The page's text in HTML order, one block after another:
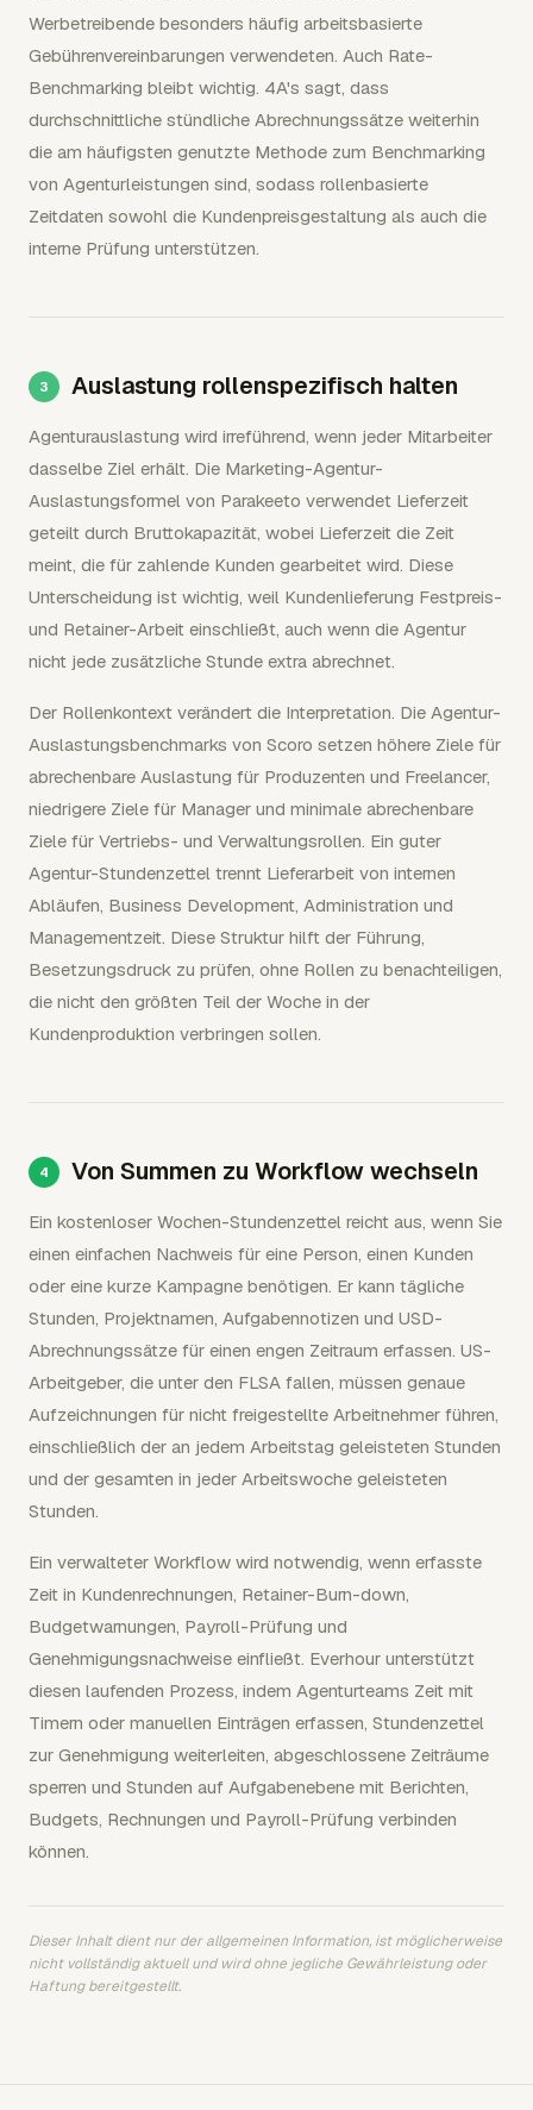
Werbetreibende besonders häufig arbeitsbasierte
Gebührenvereinbarungen verwendeten. Auch Rate-
Benchmarking bleibt wichtig. 4A's sagt, dass
durchschnittliche stündliche Abrechnungssätze weiterhin
die am häufigsten genutzte Methode zum Benchmarking
von Agenturleistungen sind, sodass rollenbasierte
Zeitdaten sowohl die Kundenpreisgestaltung als auch die
interne Prüfung unterstützen.
Auslastung rollenspezifisch halten
Agenturauslastung wird irreführend, wenn jeder Mitarbeiter
dasselbe Ziel erhält. Die Marketing-Agentur-
Auslastungsformel von Parakeeto verwendet Lieferzeit
geteilt durch Bruttokapazität, wobei Lieferzeit die Zeit
meint, die für zahlende Kunden gearbeitet wird. Diese
Unterscheidung ist wichtig, weil Kundenlieferung Festpreis-
und Retainer-Arbeit einschließt, auch wenn die Agentur
nicht jede zusätzliche Stunde extra abrechnet.
Der Rollenkontext verändert die Interpretation. Die Agentur-
Auslastungsbenchmarks von Scoro setzen höhere Ziele für
abrechenbare Auslastung für Produzenten und Freelancer,
niedrigere Ziele für Manager und minimale abrechenbare
Ziele für Vertriebs- und Verwaltungsrollen. Ein guter
Agentur-Stundenzettel trennt Lieferarbeit von internen
Abläufen, Business Development, Administration und
Managementzeit. Diese Struktur hilft der Führung,
Besetzungsdruck zu prüfen, ohne Rollen zu benachteiligen,
die nicht den größten Teil der Woche in der
Kundenproduktion verbringen sollen.
Von Summen zu Workflow wechseln
Ein kostenloser Wochen-Stundenzettel reicht aus, wenn Sie
einen einfachen Nachweis für eine Person, einen Kunden
oder eine kurze Kampagne benötigen. Er kann tägliche
Stunden, Projektnamen, Aufgabennotizen und USD-
Abrechnungssätze für einen engen Zeitraum erfassen. US-
Arbeitgeber, die unter den FLSA fallen, müssen genaue
Aufzeichnungen für nicht freigestellte Arbeitnehmer führen,
einschließlich der an jedem Arbeitstag geleisteten Stunden
und der gesamten in jeder Arbeitswoche geleisteten
Stunden.
Ein verwalteter Workflow wird notwendig, wenn erfasste
Zeit in Kundenrechnungen, Retainer-Burn-down,
Budgetwarnungen, Payroll-Prüfung und
Genehmigungsnachweise einfließt. Everhour unterstützt
diesen laufenden Prozess, indem Agenturteams Zeit mit
Timern oder manuellen Einträgen erfassen, Stundenzettel
zur Genehmigung weiterleiten, abgeschlossene Zeiträume
sperren und Stunden auf Aufgabenebene mit Berichten,
Budgets, Rechnungen und Payroll-Prüfung verbinden
können.
Dieser Inhalt dient nur der allgemeinen Information, ist möglicherweise
nicht vollständig aktuell und wird ohne jegliche Gewährleistung oder
Haftung bereitgestellt.